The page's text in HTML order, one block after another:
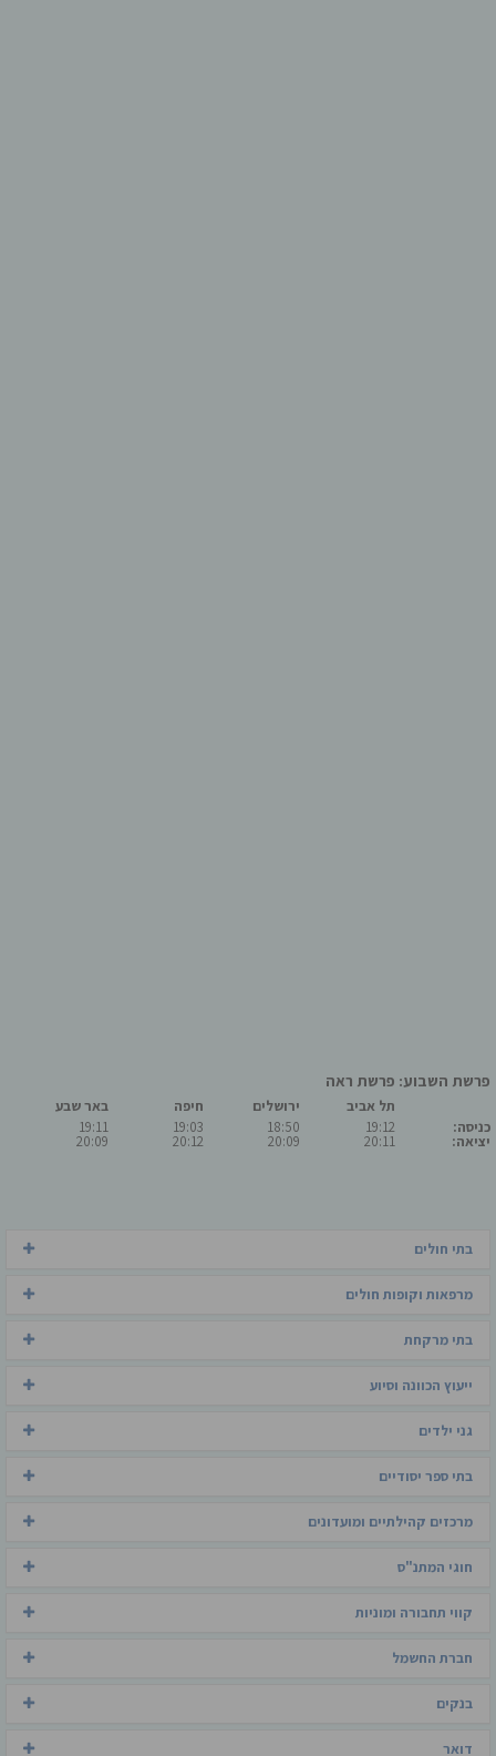
פרשת השבוע: פרשת ראה
כניסה:
יציאה:
תל אביב
19:12
20:11
ירושלים
18:50
20:09
חיפה
19:03
20:12
באר שבע
19:11
20:09
בתי חולים
מרפאות וקופות חולים
בתי מרקחת
ייעוץ הכוונה וסיוע
גני ילדים
בתי ספר יסודיים
מרכזים קהילתיים ומועדונים
חוגי המתנ"ס
קווי תחבורה ומוניות
חברת החשמל
בנקים
דואר